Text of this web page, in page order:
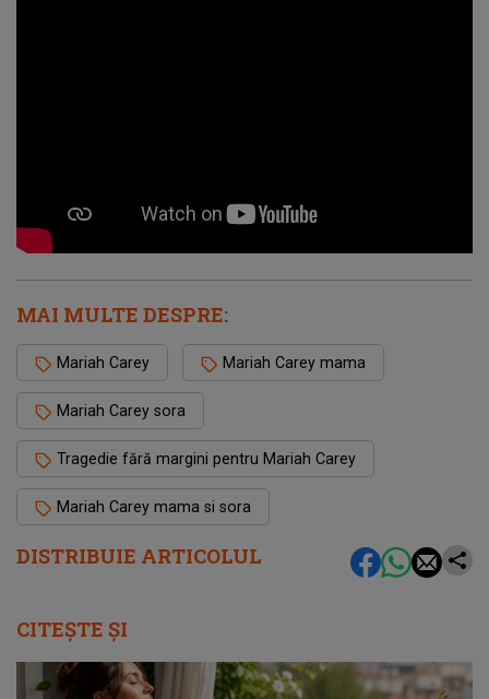
DISTRIBUIE ARTICOLUL
MAI MULTE DESPRE:
Mariah Carey Mariah Carey mama
Mariah Carey sora
Tragedie fără margini pentru Mariah Carey
Mariah Carey mama si sora
CITEȘTE ȘI